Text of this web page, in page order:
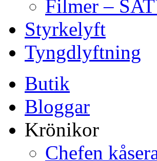
Filmer –
Styrkelyft
Tyngdlyftning
Butik
Bloggar
Krönikor
Chefen